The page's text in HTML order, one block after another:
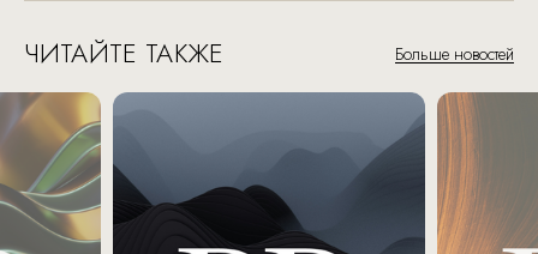
ЧИТАЙТЕ ТАКЖЕ Больше новостей